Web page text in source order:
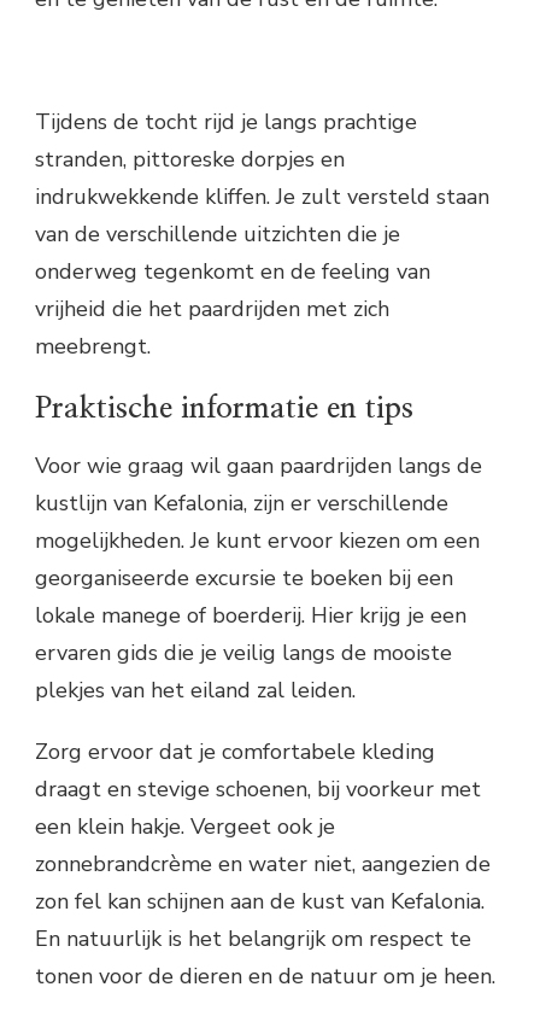
Tijdens de tocht rijd je langs prachtige
stranden, pittoreske dorpjes en
indrukwekkende kliffen. Je zult versteld staan
van de verschillende uitzichten die je
onderweg tegenkomt en de feeling van
vrijheid die het paardrijden met zich
meebrengt.
Praktische informatie en tips
Voor wie graag wil gaan paardrijden langs de
kustlijn van Kefalonia, zijn er verschillende
mogelijkheden. Je kunt ervoor kiezen om een
georganiseerde excursie te boeken bij een
lokale manege of boerderij. Hier krijg je een
ervaren gids die je veilig langs de mooiste
plekjes van het eiland zal leiden.
Zorg ervoor dat je comfortabele kleding
draagt en stevige schoenen, bij voorkeur met
een klein hakje. Vergeet ook je
zonnebrandcrème en water niet, aangezien de
zon fel kan schijnen aan de kust van Kefalonia.
En natuurlijk is het belangrijk om respect te
tonen voor de dieren en de natuur om je heen.